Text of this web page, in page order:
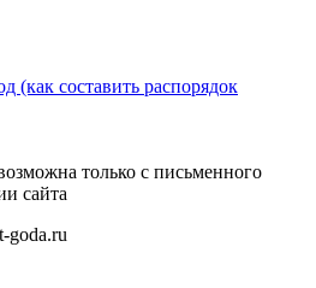
(как составить распорядок
только с письменного
сайта
goda.ru